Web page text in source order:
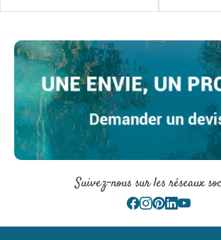
Suivez-nous sur les réseaux